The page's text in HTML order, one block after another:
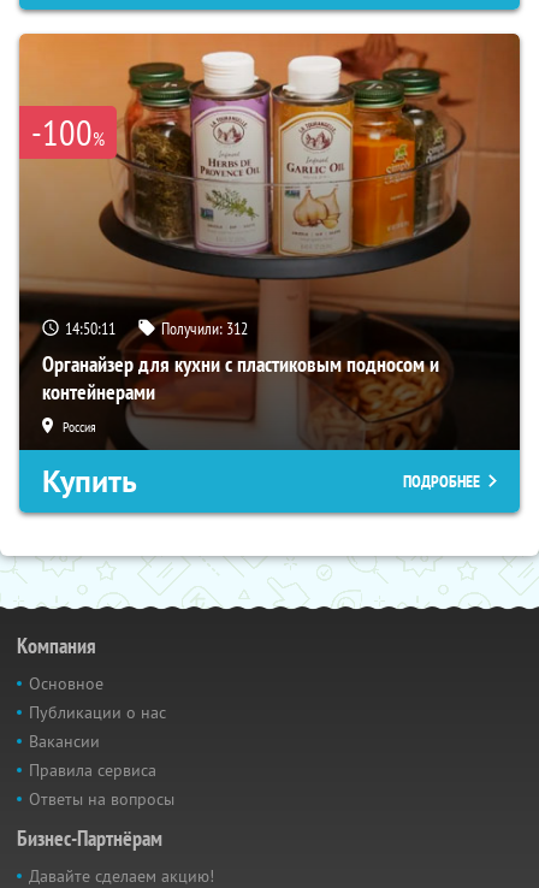
-100%
14:50:10 Получили: 312
Органайзер для кухни с пластиковым подносом и
контейнерами
Россия
Купить ПОДРОБНЕЕ
Компания
Основное
Публикации о нас
Вакансии
Правила сервиса
Ответы на вопросы
Бизнес-Партнёрам
Давайте сделаем акцию!